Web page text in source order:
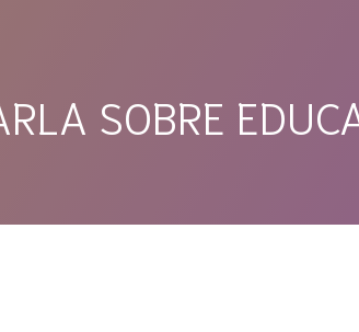
SOBRE